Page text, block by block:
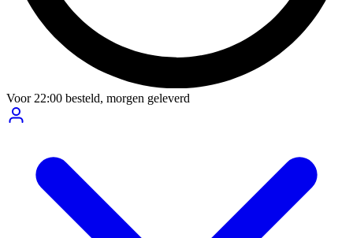
Voor22:00 besteld, morgen geleverd